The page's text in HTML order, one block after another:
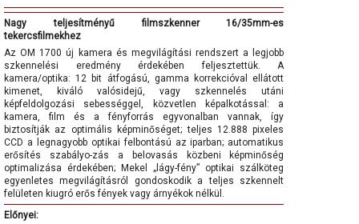
Nagy teljesítményű filmszkenner 16/35mm-es
tekercsfilmekhez
Az OM 1700 új kamera és megvilágítási rendszert a legjobb
szkennelési eredmény érdekében feljesztettük. A
kamera/optika: 12 bit átfogású, gamma korrekcióval ellátott
kimenet, kiváló valósidejű, vagy szkennelés utáni
képfeldolgozási sebességgel, közvetlen képalkotással: a
kamera, film és a fényforrás egyvonalban vannak, így
biztosítják az optimális képminőséget; teljes 12.888 pixeles
CCD a legnagyobb optikai felbontású az iparban; automatikus
erősítés szabályo-zás a belovasás közbeni képminőség
optimalizása érdekében; Mekel „lágy-fény” optikai szálköteg
egyenletes megvilágításról gondoskodik a teljes szkennelt
felületen kiugró erős fények vagy árnyékok nélkül.
Előnyei: